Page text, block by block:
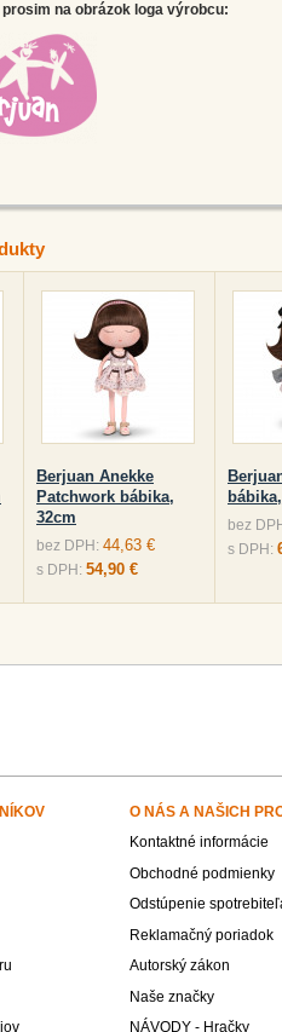
na obrázok loga výrobcu:
Berjuan Anekke
Patchwork bábika,
32cm
bez DPH: 44,63 €
s DPH: 54,90 €
bez
s DPH:
O NÁS A NAŠICH
Kontaktné informácie
Obchodné podmienky
Odstúpenie
Reklamačný poriadok
Autorský zákon
Naše značky
NÁVODY - Hračky